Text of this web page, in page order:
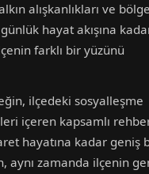
alışkanlıkları ve
hayat akışına
farklı bir yüzünü
ilçedeki sosyalleşme
içeren kapsamlı
hayatına kadar geniş
aynı zamanda ilçenin